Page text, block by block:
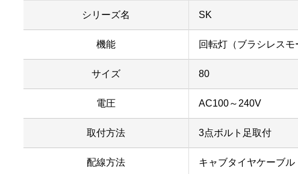
シリーズ名 SK
機能 回転灯（ブラシレスモ
サイズ 80
電圧 AC100～240V
取付方法 3点ボルト足取付
配線方法 キャブタイヤケーブル